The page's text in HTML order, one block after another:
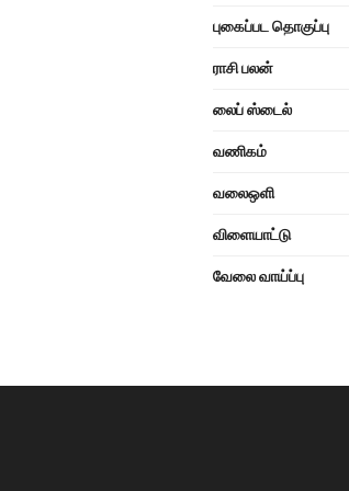
புகைப்பட தொகுப்பு
ராசி பலன்
லைப் ஸ்டைல்
வணிகம்
வலைஒளி
விளையாட்டு
வேலை வாய்ப்பு